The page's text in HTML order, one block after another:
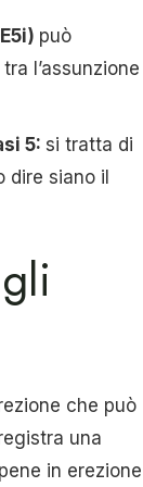
può
l’assunzione
5: si tratta di
siano il
che può
una
in erezione